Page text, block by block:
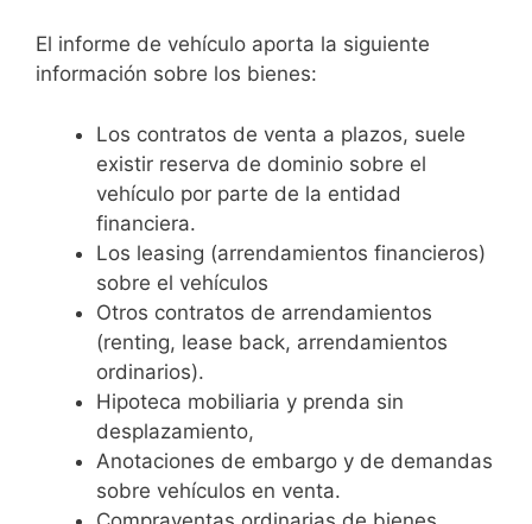
El informe de vehículo aporta la siguiente
información sobre los bienes:
Los contratos de venta a plazos, suele
existir reserva de dominio sobre el
vehículo por parte de la entidad
financiera.
Los leasing (arrendamientos financieros)
sobre el vehículos
Otros contratos de arrendamientos
(renting, lease back, arrendamientos
ordinarios).
Hipoteca mobiliaria y prenda sin
desplazamiento,
Anotaciones de embargo y de demandas
sobre vehículos en venta.